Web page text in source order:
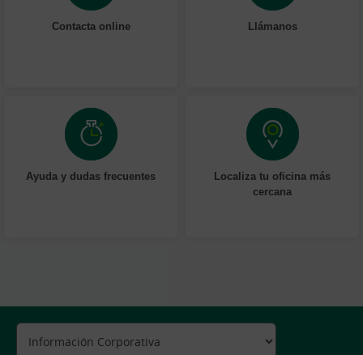
Contacta online Llámanos
Ayuda y dudas frecuentes
Localiza tu oficina más
cercana